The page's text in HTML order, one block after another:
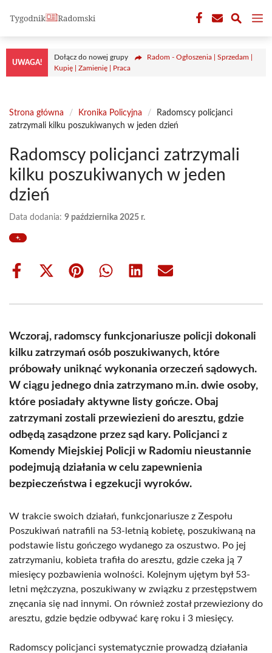
treści
UWAGA!
Dołącz do nowej grupy
Radom - Ogłoszenia | Sprzedam |
Kupię | Zamienię | Praca
Strona główna / Kronika Policyjna /
Radomscy policjanci
zatrzymali kilku poszukiwanych w jeden dzień
Radomscy policjanci zatrzymali
kilku poszukiwanych w jeden
dzień
Data dodania: 9 października 2025 r.
Share
Share
(Twitter)
Share Share Share Share
Wczoraj, radomscy funkcjonariusze policji dokonali
kilku zatrzymań osób poszukiwanych, które
próbowały uniknąć wykonania orzeczeń sądowych.
W ciągu jednego dnia zatrzymano m.in. dwie osoby,
które posiadały aktywne listy gończe. Obaj
zatrzymani zostali przewiezieni do aresztu, gdzie
odbędą zasądzone przez sąd kary. Policjanci z
Komendy Miejskiej Policji w Radomiu nieustannie
podejmują działania w celu zapewnienia
bezpieczeństwa i egzekucji wyroków.
W trakcie swoich działań, funkcjonariusze z Zespołu
Poszukiwań natrafili na 53-letnią kobietę, poszukiwaną na
podstawie listu gończego wydanego za oszustwo. Po jej
zatrzymaniu, kobieta trafiła do aresztu, gdzie czeka ją 7
miesięcy pozbawienia wolności. Kolejnym ujętym był 53-
letni mężczyzna, poszukiwany w związku z przestępstwem
znęcania się nad innymi. On również został przewieziony do
aresztu, gdzie będzie odbywać karę roku i 3 miesięcy.
Radomscy policjanci systematycznie prowadzą działania